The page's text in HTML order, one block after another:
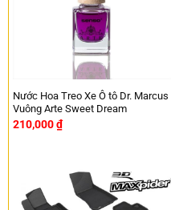
Nước Hoa Treo Xe Ô tô Dr. Marcus
Vuông Arte Sweet Dream
210,000₫